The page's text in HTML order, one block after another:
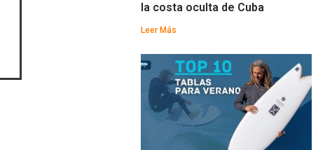
la costa oculta de Cuba
Leer Más